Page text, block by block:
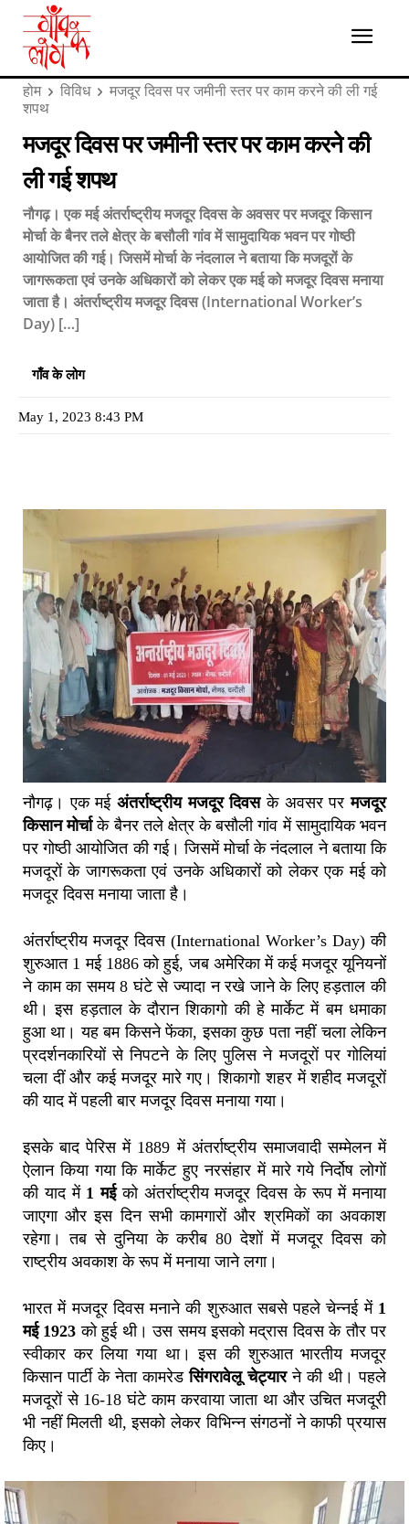
होम विविध
मजदूर दिवस पर जमीनी स्तर पर काम करने की ली गई
शपथ
मजदूर दिवस पर जमीनी स्तर पर काम करने की
ली गई शपथ
नौगढ़। एक मई अंतर्राष्ट्रीय मजदूर दिवस के अवसर पर मजदूर किसान
मोर्चा के बैनर तले क्षेत्र के बसौली गांव में सामुदायिक भवन पर गोष्ठी
आयोजित की गई। जिसमें मोर्चा के नंदलाल ने बताया कि मजदूरों के
जागरूकता एवं उनके अधिकारों को लेकर एक मई को मजदूर दिवस मनाया
जाता है। अंतर्राष्ट्रीय मजदूर दिवस (International Worker’s
Day) […]
गाँव के लोग
May 1, 2023 8:43 PM
नौगढ़। एक मई अंतर्राष्ट्रीय मजदूर दिवसके अवसर पर मजदूर
किसान मोर्चाके बैनर तले क्षेत्र के बसौली गांव में सामुदायिक भवन
पर गोष्ठी आयोजित की गई। जिसमें मोर्चा के नंदलाल ने बताया कि
मजदूरों के जागरूकता एवं उनके अधिकारों को लेकर एक मई को
मजदूर दिवस मनाया जाता है।
अंतर्राष्ट्रीय मजदूर दिवस (International Worker’s Day) की
शुरुआत 1 मई 1886 को हुई, जब अमेरिका में कई मजदूर यूनियनों
ने काम का समय 8 घंटे से ज्यादा न रखे जाने के लिए हड़ताल की
थी। इस हड़ताल के दौरान शिकागो की हे मार्केट में बम धमाका
हुआ था। यह बम किसने फेंका, इसका कुछ पता नहीं चला लेकिन
प्रदर्शनकारियों से निपटने के लिए पुलिस ने मजदूरों पर गोलियां
चला दीं और कई मजदूर मारे गए। शिकागो शहर में शहीद मजदूरों
की याद में पहली बार मजदूर दिवस मनाया गया।
इसके बाद पेरिस में 1889 में अंतर्राष्ट्रीय समाजवादी सम्मेलन में
ऐलान किया गया कि मार्केट हुए नरसंहार में मारे गये निर्दोष लोगों
की याद में 1 मईको अंतर्राष्ट्रीय मजदूर दिवस के रूप में मनाया
जाएगा और इस दिन सभी कामगारों और श्रमिकों का अवकाश
रहेगा। तब से दुनिया के करीब 80 देशों में मजदूर दिवस को
राष्ट्रीय अवकाश के रूप में मनाया जाने लगा।
भारत में मजदूर दिवस मनाने की शुरुआत सबसे पहले चेन्नई में1
मई 1923 को हुई थी। उस समय इसको मद्रास दिवस के तौर पर
स्वीकार कर लिया गया था। इस की शुरुआत भारतीय मजदूर
किसान पार्टी के नेता कामरेडसिंगरावेलू चेट्यारने की थी। पहले
मजदूरों से 16-18 घंटे काम करवाया जाता था और उचित मजदूरी
भी नहीं मिलती थी, इसको लेकर विभिन्न संगठनों ने काफी प्रयास
किए।